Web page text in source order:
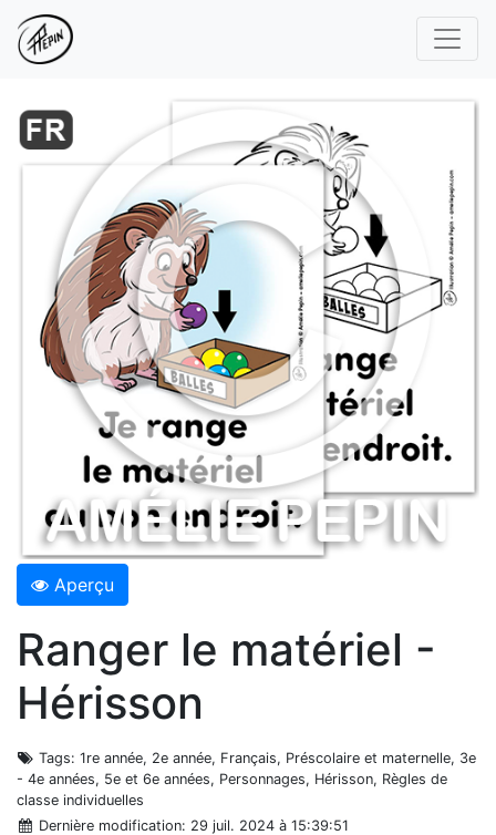
Aperçu
Ranger le matériel -
Hérisson
Tags: 1re année, 2e année, Français, Préscolaire et maternelle, 3e
- 4e années, 5e et 6e années, Personnages, Hérisson, Règles de
classe individuelles
Dernière modification: 29 juil. 2024 à 15:39:51